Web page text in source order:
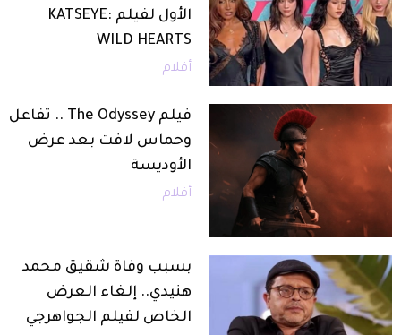
الأول لفيلم KATSEYE:
WILD HEARTS
أفلام
فيلم The Odyssey .. تفاعل
وحماس لافت بعد عرض
الأوديسة
أفلام
بسبب وفاة شقيق محمد
هنيدي.. إلغاء العرض
الخاص لفيلم الجواهرجي